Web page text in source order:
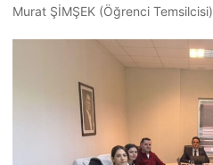
Murat ŞİMŞEK (Öğrenci Temsilcisi)